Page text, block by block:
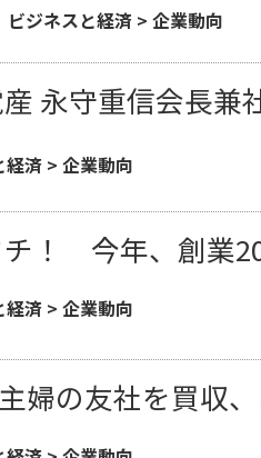
ビジネスと経済> 企業動向
永守重信会長兼
経済 >企業動向
！ 今年、創業
経済 >企業動向
婦の友社を買収